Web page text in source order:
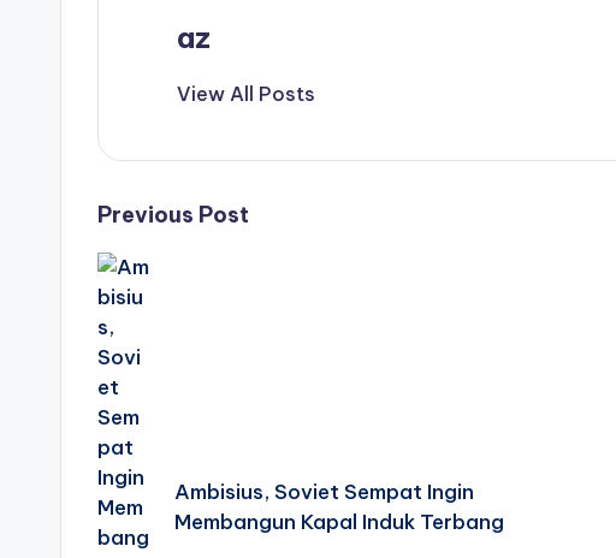
az
View All Posts
Post
navigation
Previous Post
Ambisius, Soviet Sempat Ingin
Membangun Kapal Induk Terbang